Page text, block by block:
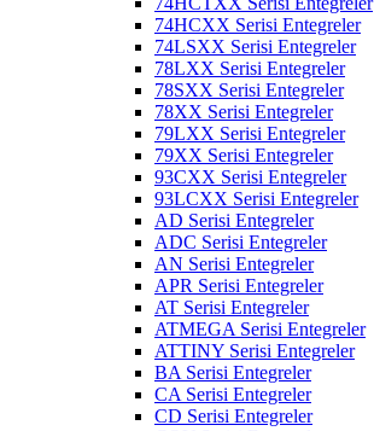
74HCXX Serisi Entegreler
74LSXX Serisi Entegreler
78LXX Serisi Entegreler
78SXX Serisi Entegreler
78XX Serisi Entegreler
79LXX Serisi Entegreler
79XX Serisi Entegreler
93CXX Serisi Entegreler
93LCXX Serisi Entegreler
AD Serisi Entegreler
ADC Serisi Entegreler
AN Serisi Entegreler
APR Serisi Entegreler
AT Serisi Entegreler
ATMEGA Serisi Entegreler
ATTINY Serisi Entegreler
BA Serisi Entegreler
CA Serisi Entegreler
CD Serisi Entegreler